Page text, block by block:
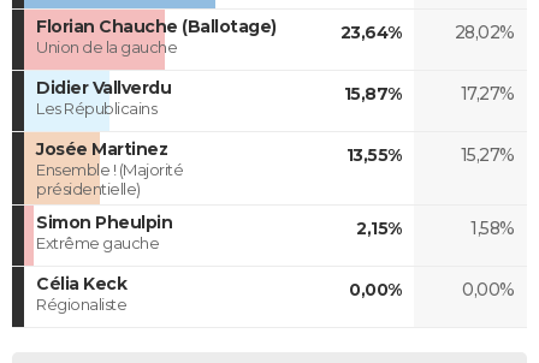
Florian Chauche (Ballotage)
Union de la gauche
23,64% 28,02%
Didier Vallverdu
Les Républicains
15,87% 17,27%
Josée Martinez
Ensemble ! (Majorité
présidentielle)
13,55% 15,27%
Simon Pheulpin
Extrême gauche
2,15% 1,58%
Célia Keck
Régionaliste
0,00% 0,00%